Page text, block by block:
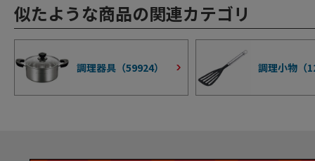
似たような商品の関連カテゴリ
調理器具（59924） 調理小物（